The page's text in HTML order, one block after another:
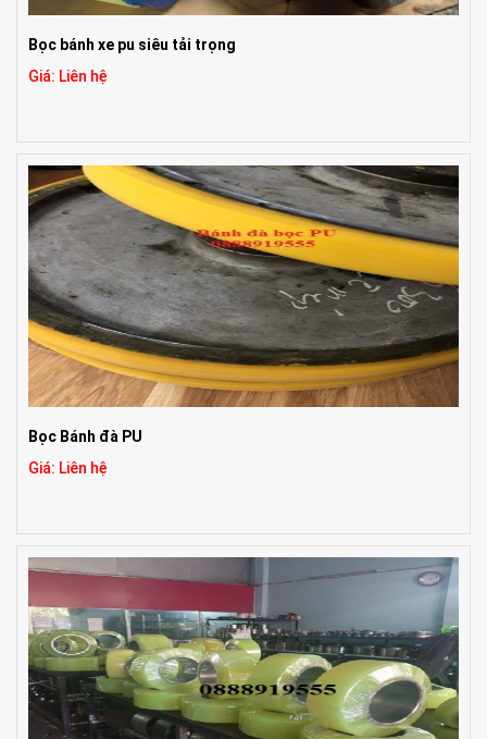
Bọc bánh xe pu siêu tải trọng
Giá: Liên hệ
Bọc Bánh đà PU
Giá: Liên hệ